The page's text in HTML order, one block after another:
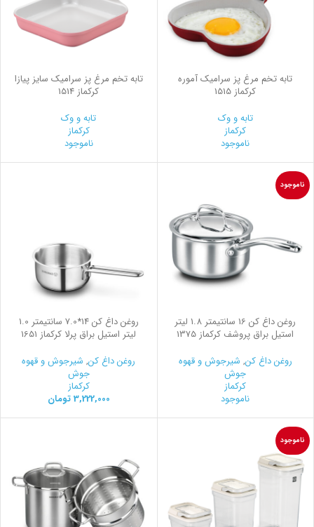
تابه تخم مرغ پز سرامیک آموره
کرکماز 1515
تابه و وک
کرکماز
ناموجود
تابه تخم مرغ پز سرامیک سایز پیازا
کرکماز 1514
تابه و وک
کرکماز
ناموجود
ناموجود
روغن داغ كن 16 سانتیمتر 1.8 لیتر
استیل براق پروشف کرکماز 1375
روغن داغ کن, شیرجوش و قهوه
جوش
کرکماز
ناموجود
روغن داغ کن 14*7.0 سانتیمتر 1.0
لیتر استیل براق پرلا کرکماز 1651
روغن داغ کن, شیرجوش و قهوه
جوش
کرکماز
3,222,000 تومان
ناموجود